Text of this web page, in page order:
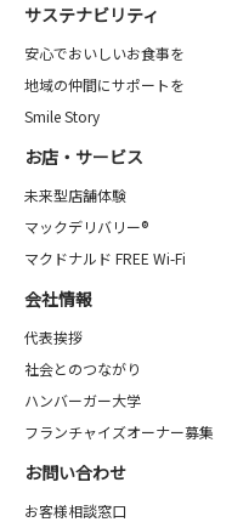
サステナビリティ
安心でおいしいお食事を
地域の仲間にサポートを
Smile Story
お店・サービス
未来型店舗体験
マックデリバリー®
マクドナルド FREE Wi-Fi
会社情報
代表挨拶
社会とのつながり
ハンバーガー大学
フランチャイズオーナー募集
お問い合わせ
お客様相談窓口